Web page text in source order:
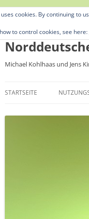
Michael Kohlhaas und Jens
STARTSEITE
cookies. By continuing to
to control cookies, see here: